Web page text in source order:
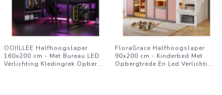
OOIILLEE Halfhoogslaper
160x200 cm - Met Bureau LED
Verlichting Kledingrek Opber...
FloraGrace Halfhoogslaper
90x200 cm - Kinderbed Met
Opbergtrede En Led Verlichti...